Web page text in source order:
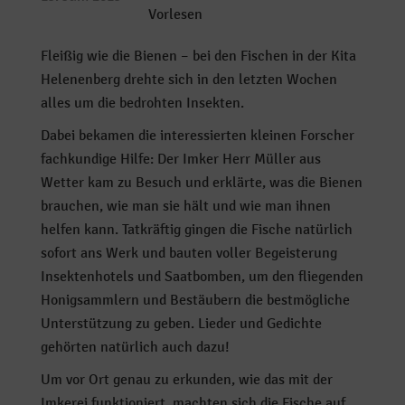
Vorlesen
Fleißig wie die Bienen – bei den Fischen in der Kita
Helenenberg drehte sich in den letzten Wochen
alles um die bedrohten Insekten.
Dabei bekamen die interessierten kleinen Forscher
fachkundige Hilfe: Der Imker Herr Müller aus
Wetter kam zu Besuch und erklärte, was die Bienen
brauchen, wie man sie hält und wie man ihnen
helfen kann. Tatkräftig gingen die Fische natürlich
sofort ans Werk und bauten voller Begeisterung
Insektenhotels und Saatbomben, um den fliegenden
Honigsammlern und Bestäubern die bestmögliche
Unterstützung zu geben. Lieder und Gedichte
gehörten natürlich auch dazu!
Um vor Ort genau zu erkunden, wie das mit der